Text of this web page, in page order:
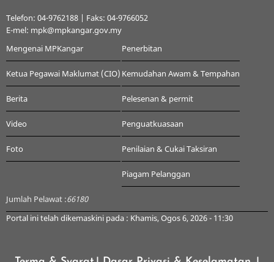
Telefon: 04-9762188 | Faks: 04-9766052
E-mel: mpk@mpkangar.gov.my
Mengenai MPKangar
Ketua Pegawai Maklumat (CIO)
Berita
Video
Foto
Penerbitan
Kemudahan Awam & Tempahan
Pelesenan & permit
Penguatkuasaan
Penilaian & Cukai Taksiran
Piagam Pelanggan
Jumlah Pelawat :66180
Portal ini telah dikemaskini pada : Khamis, Ogos 6, 2026 - 11:30